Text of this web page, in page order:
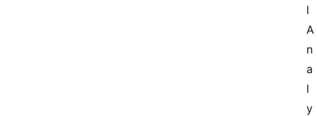
l
A
n
a
l
y